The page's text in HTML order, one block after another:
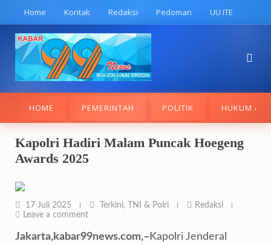
content
Home Kontak Redaksi Pedoman UU ITE
HOME PEMERINTAH POLITIK HUKUM &
Kapolri Hadiri Malam Puncak Hoegeng
Awards 2025
17 Juli 2025 Terkini, TNI & Polri
Redaksi
Leave a comment
Jakarta,kabar99news.com,– Kapolri Jenderal